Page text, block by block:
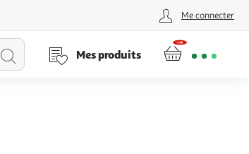
Me connecter
Lancer
Mes produits